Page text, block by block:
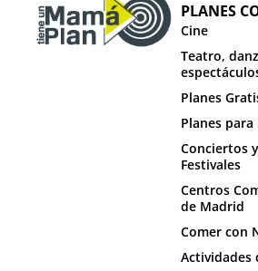
PLANES
Cine
Teatro,
Planes
Planes para
Conciertos y
Festivales
Centros
de Madrid
Comer con
Actividades